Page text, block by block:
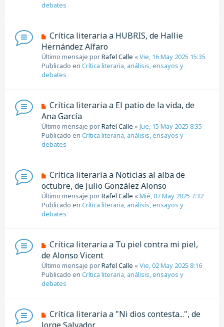
m
s
a
j
e
debates
N
e
v
o
m
s
a
j
e
Crítica literaria a HUBRIS, de Hallie
Hernández Alfaro
Último mensaje porRafel Calle «Vie, 16 May 2025 15:35
Publicado en Crítica literaria, análisis, ensayos y
debates
N
e
v
o
m
s
a
j
e
Crítica literaria a El patio de la vida, de
Ana García
Último mensaje porRafel Calle «Jue, 15 May 2025 8:35
Publicado en Crítica literaria, análisis, ensayos y
debates
N
u
e
v
o
m
s
a
j
e
Crítica literaria a Noticias al alba de
octubre, de Julio González Alonso
Último mensaje porRafel Calle «Mié, 07 May 2025 7:32
Publicado en Crítica literaria, análisis, ensayos y
debates
N
e
v
o
m
s
a
Crítica literaria a Tu piel contra mi piel,
de Alonso Vicent
Último mensaje porRafel Calle «Vie, 02 May 2025 8:16
Publicado en Crítica literaria, análisis, ensayos y
debates
N
Crítica literaria a "Ni dios contesta...", de
Jorge Salvador